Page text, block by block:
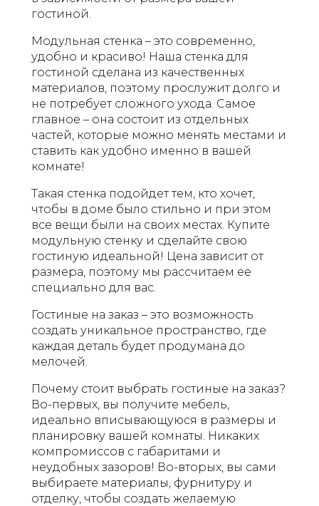
гостиной.
Модульная стенка – это современно,
удобно и красиво! Наша стенка для
гостиной сделана из качественных
материалов, поэтому прослужит долго и
не потребует сложного ухода. Самое
главное – она состоит из отдельных
частей, которые можно менять местами и
ставить как удобно именно в вашей
комнате!
Такая стенка подойдет тем, кто хочет,
чтобы в доме было стильно и при этом
все вещи были на своих местах. Купите
модульную стенку и сделайте свою
гостиную идеальной! Цена зависит от
размера, поэтому мы рассчитаем ее
специально для вас.
Гостиные на заказ – это возможность
создать уникальное пространство, где
каждая деталь будет продумана до
мелочей.
Почему стоит выбрать гостиные на заказ?
Во-первых, вы получите мебель,
идеально вписывающуюся в размеры и
планировку вашей комнаты. Никаких
компромиссов с габаритами и
неудобных зазоров! Во-вторых, вы сами
выбираете материалы, фурнитуру и
отделку, чтобы создать желаемую